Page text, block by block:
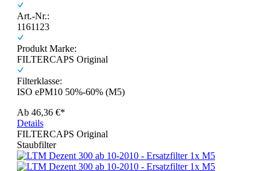
Art.-Nr.:
1161123
Produkt Marke:
FILTERCAPS Original
Filterklasse:
ISO ePM10 50%-60% (M5)
Ab 46,36 €*
Details
FILTERCAPS Original
Staubfilter